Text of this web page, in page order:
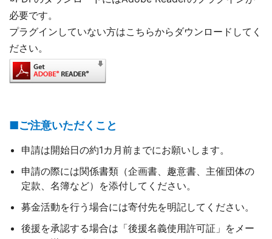
必要です。
プラグインしていない方はこちらからダウンロードしてく
ださい。
■ご注意いただくこと
申請は開始日の約1カ月前までにお願いします。
申請の際には関係書類（企画書、趣意書、主催団体の
定款、名簿など）を添付してください。
募金活動を行う場合には寄付先を明記してください。
後援を承認する場合は「後援名義使用許可証」をメー